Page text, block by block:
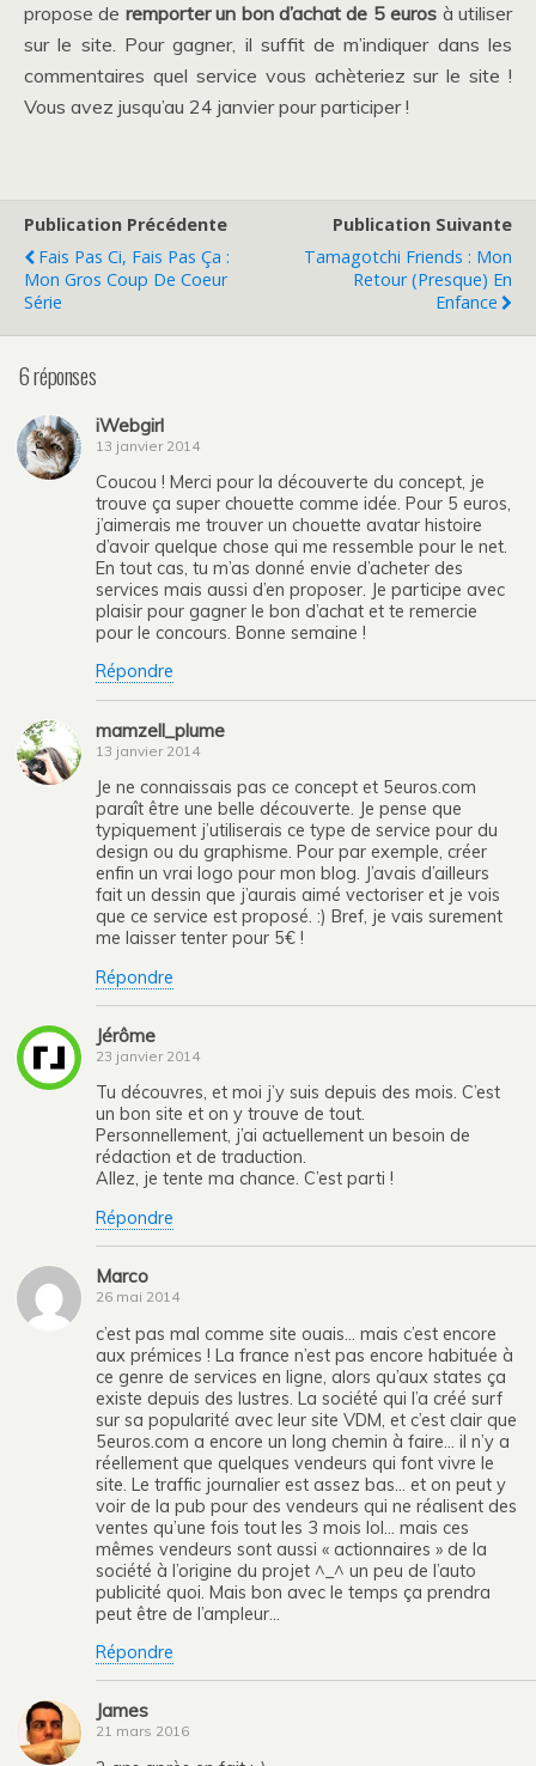
propose de remporter un bon d’achat de 5 euros à utiliser
sur le site. Pour gagner, il suffit de m’indiquer dans les
commentaires quel service vous achèteriez sur le site !
Vous avez jusqu’au 24 janvier pour participer !
Publication Précédente
Fais Pas Ci, Fais Pas Ça :
Mon Gros Coup De Coeur
Série
Publication Suivante
Tamagotchi Friends : Mon
Retour (presque) En
Enfance
6 réponses
iWebgirl
13 janvier 2014
Coucou ! Merci pour la découverte du concept, je
trouve ça super chouette comme idée. Pour 5 euros,
j’aimerais me trouver un chouette avatar histoire
d’avoir quelque chose qui me ressemble pour le net.
En tout cas, tu m’as donné envie d’acheter des
services mais aussi d’en proposer. Je participe avec
plaisir pour gagner le bon d’achat et te remercie
pour le concours. Bonne semaine !
Répondre
mamzell_plume
13 janvier 2014
Je ne connaissais pas ce concept et 5euros.com
paraît être une belle découverte. Je pense que
typiquement j’utiliserais ce type de service pour du
design ou du graphisme. Pour par exemple, créer
enfin un vrai logo pour mon blog. J’avais d’ailleurs
fait un dessin que j’aurais aimé vectoriser et je vois
que ce service est proposé. :) Bref, je vais surement
me laisser tenter pour 5€ !
Répondre
Jérôme
23 janvier 2014
Tu découvres, et moi j’y suis depuis des mois. C’est
un bon site et on y trouve de tout.
Personnellement, j’ai actuellement un besoin de
rédaction et de traduction.
Allez, je tente ma chance. C’est parti !
Répondre
Marco
26 mai 2014
c’est pas mal comme site ouais… mais c’est encore
aux prémices ! La france n’est pas encore habituée à
ce genre de services en ligne, alors qu’aux states ça
existe depuis des lustres. La société qui l’a créé surf
sur sa popularité avec leur site VDM, et c’est clair que
5euros.com a encore un long chemin à faire… il n’y a
réellement que quelques vendeurs qui font vivre le
site. Le traffic journalier est assez bas… et on peut y
voir de la pub pour des vendeurs qui ne réalisent des
ventes qu’une fois tout les 3 mois lol… mais ces
mêmes vendeurs sont aussi « actionnaires » de la
société à l’origine du projet ^_^ un peu de l’auto
publicité quoi. Mais bon avec le temps ça prendra
peut être de l’ampleur…
Répondre
James
21 mars 2016